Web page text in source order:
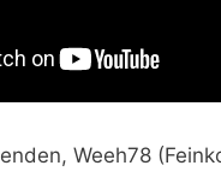
Weeh78